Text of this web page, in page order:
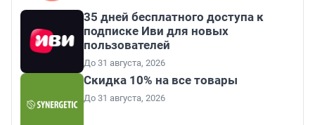
35 дней бесплатного доступа к
подписке Иви для новых
пользователей
До 31 августа, 2026
Скидка 10% на все товары
До 31 августа, 2026